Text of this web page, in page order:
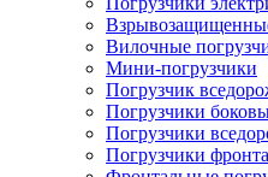
Вилочные
Мини-погрузчики
Погрузчик
Погрузчики
Погрузчики
Погрузчики